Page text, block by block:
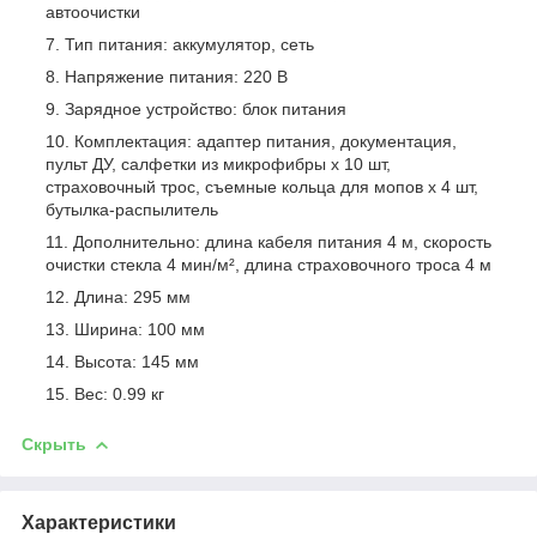
автоочистки
Тип питания: аккумулятор, сеть
Напряжение питания: 220 В
Зарядное устройство: блок питания
Комплектация: адаптер питания, документация,
пульт ДУ, салфетки из микрофибры х 10 шт,
страховочный трос, съемные кольца для мопов х 4 шт,
бутылка-распылитель
Дополнительно: длина кабеля питания 4 м, скорость
очистки стекла 4 мин/м², длина страховочного троса 4 м
Длина: 295 мм
Ширина: 100 мм
Высота: 145 мм
Вес: 0.99 кг
Скрыть
Характеристики